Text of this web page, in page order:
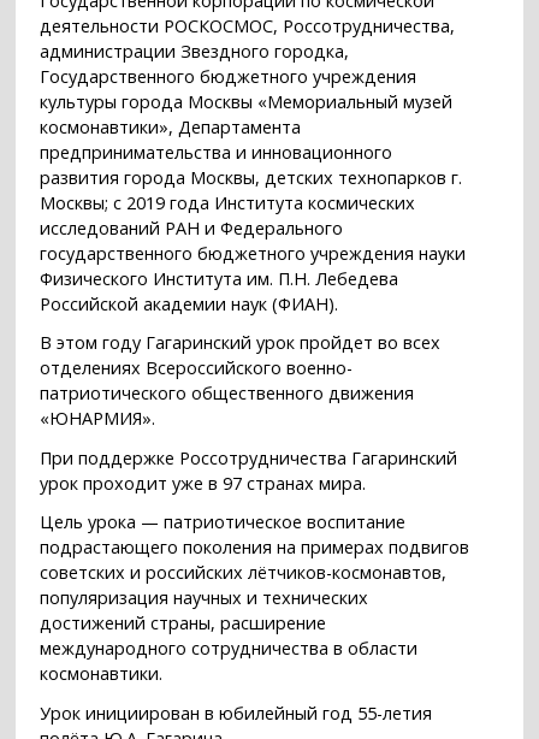
деятельности РОСКОСМОС, Россотрудничества,
администрации Звездного городка,
Государственного бюджетного учреждения
культуры города Москвы «Мемориальный музей
космонавтики», Департамента
предпринимательства и инновационного
развития города Москвы, детских технопарков г.
Москвы; с 2019 года Института космических
исследований РАН и Федерального
государственного бюджетного учреждения науки
Физического Института им. П.Н. Лебедева
Российской академии наук (ФИАН).
В этом году Гагаринский урок пройдет во всех
отделениях Всероссийского военно-
патриотического общественного движения
«ЮНАРМИЯ».
При поддержке Россотрудничества Гагаринский
урок проходит уже в 97 странах мира.
Цель урока — патриотическое воспитание
подрастающего поколения на примерах подвигов
советских и российских лётчиков-космонавтов,
популяризация научных и технических
достижений страны, расширение
международного сотрудничества в области
космонавтики.
Урок инициирован в юбилейный год 55-летия